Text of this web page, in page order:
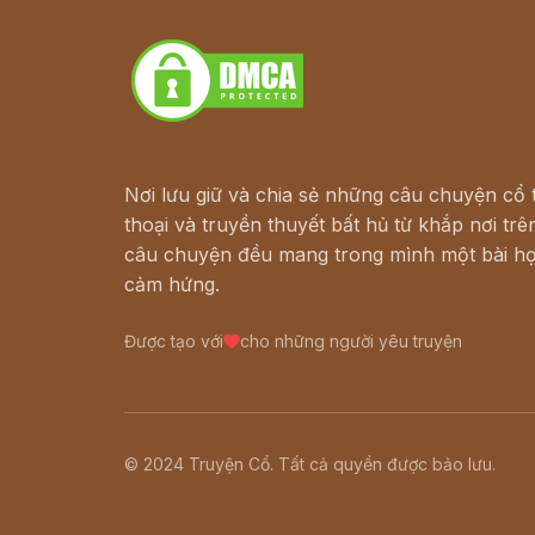
Nơi lưu giữ và chia sẻ những câu chuyện cổ
thoại và truyền thuyết bất hủ từ khắp nơi
câu chuyện đều mang trong mình một bài
cảm hứng.
Được tạo với cho những người yêu truyện
© 2024 Truyện Cổ. Tất cả quyền được bảo lưu.